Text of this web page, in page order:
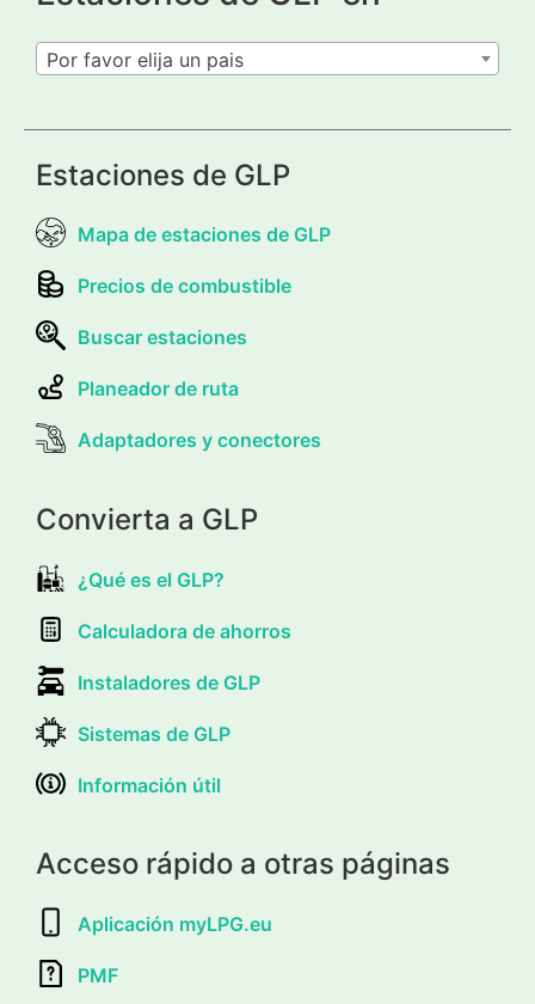
Por favor elija un pais
Estaciones de GLP
Mapa de estaciones de GLP
Precios de combustible
Buscar estaciones
Planeador de ruta
Adaptadores y conectores
Convierta a GLP
¿Qué es el GLP?
Calculadora de ahorros
Instaladores de GLP
Sistemas de GLP
Información útil
Acceso rápido a otras páginas
Aplicación myLPG.eu
PMF